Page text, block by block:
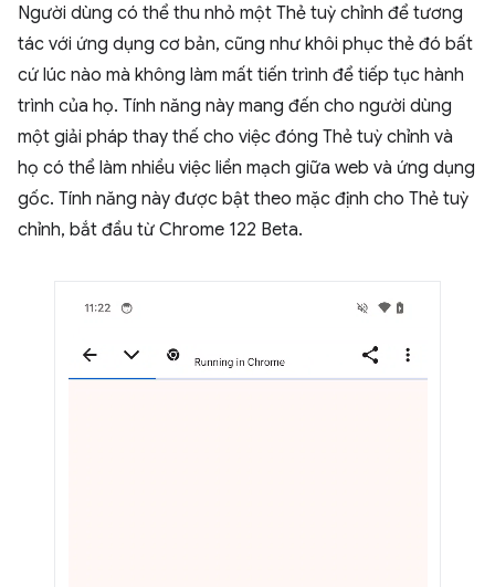
Người dùng có thể thu nhỏ một Thẻ tuỳ chỉnh để tương
tác với ứng dụng cơ bản, cũng như khôi phục thẻ đó bất
cứ lúc nào mà không làm mất tiến trình để tiếp tục hành
trình của họ. Tính năng này mang đến cho người dùng
một giải pháp thay thế cho việc đóng Thẻ tuỳ chỉnh và
họ có thể làm nhiều việc liền mạch giữa web và ứng dụng
gốc. Tính năng này được bật theo mặc định cho Thẻ tuỳ
chỉnh, bắt đầu từ Chrome 122 Beta.